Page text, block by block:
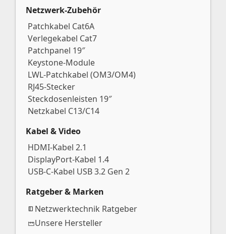
Netzwerk-Zubehör
Patchkabel Cat6A
Verlegekabel Cat7
Patchpanel 19″
Keystone-Module
LWL-Patchkabel (OM3/OM4)
RJ45-Stecker
Steckdosenleisten 19″
Netzkabel C13/C14
Kabel & Video
HDMI-Kabel 2.1
DisplayPort-Kabel 1.4
USB-C-Kabel USB 3.2 Gen 2
Ratgeber & Marken
Netzwerktechnik Ratgeber
Unsere Hersteller